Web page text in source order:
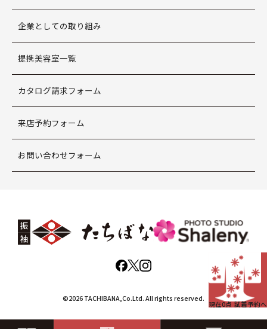
現在0点 試着予約へ
企業としての取り組み
提携美容室一覧
カタログ請求フォーム
来店予約フォーム
お問い合わせフォーム
©2026 TACHIBANA,Co.Ltd. All rights reserved.